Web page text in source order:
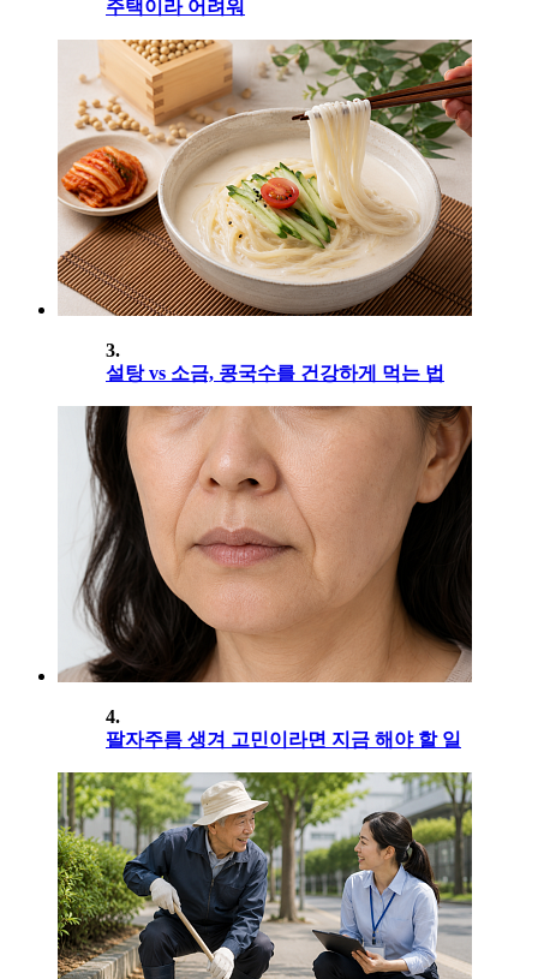
주택이라 어려워
3.
설탕 vs 소금, 콩국수를 건강하게 먹는 법
4.
팔자주름 생겨 고민이라면 지금 해야 할 일